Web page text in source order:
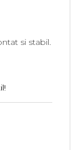
si stabil.